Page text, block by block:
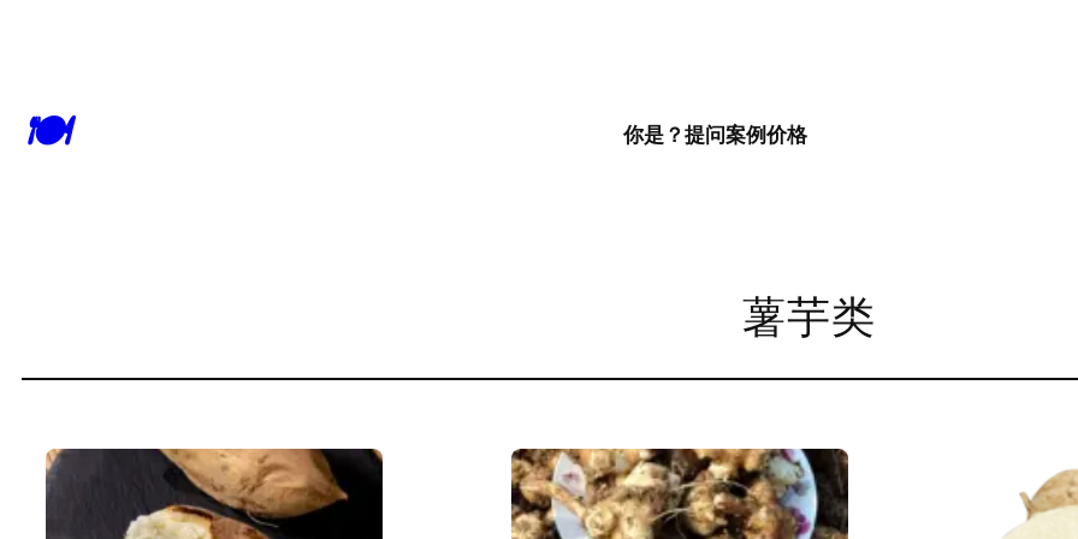
容🍽 你是？ 提问案例价格
薯芋类